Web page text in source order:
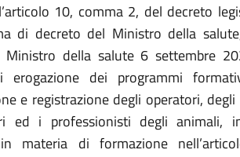
10, comma 2, del decreto
di decreto del Ministro della
della salute 6 settembre
erogazione dei programmi
e registrazione degli operatori,
ed i professionisti degli animali,
materia di formazione